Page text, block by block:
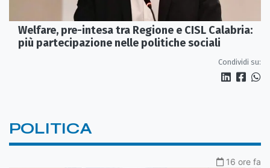
Welfare, pre-intesa tra Regione e CISL Calabria:
più partecipazione nelle politiche sociali
Condividi su:
POLITICA
16 ore fa